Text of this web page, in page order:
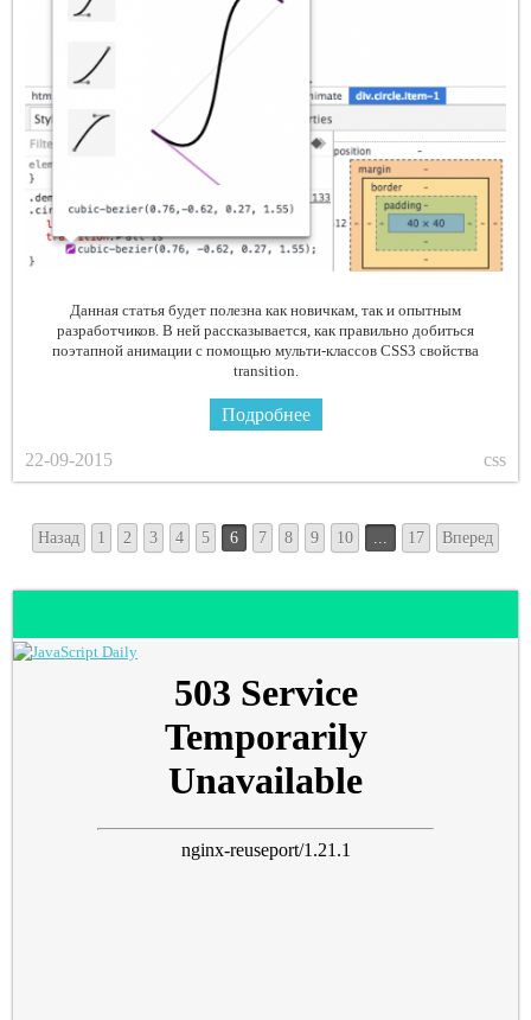
Данная статья будет полезна как новичкам, так и опытным
разработчиков. В ней рассказывается, как правильно добиться
поэтапной анимации с помощью мульти-классов CSS3 свойства
transition.
Подробнее
22-09-2015 css
Назад 1 2 3 4 5 6 7 8 9 10 ... 17 Вперед